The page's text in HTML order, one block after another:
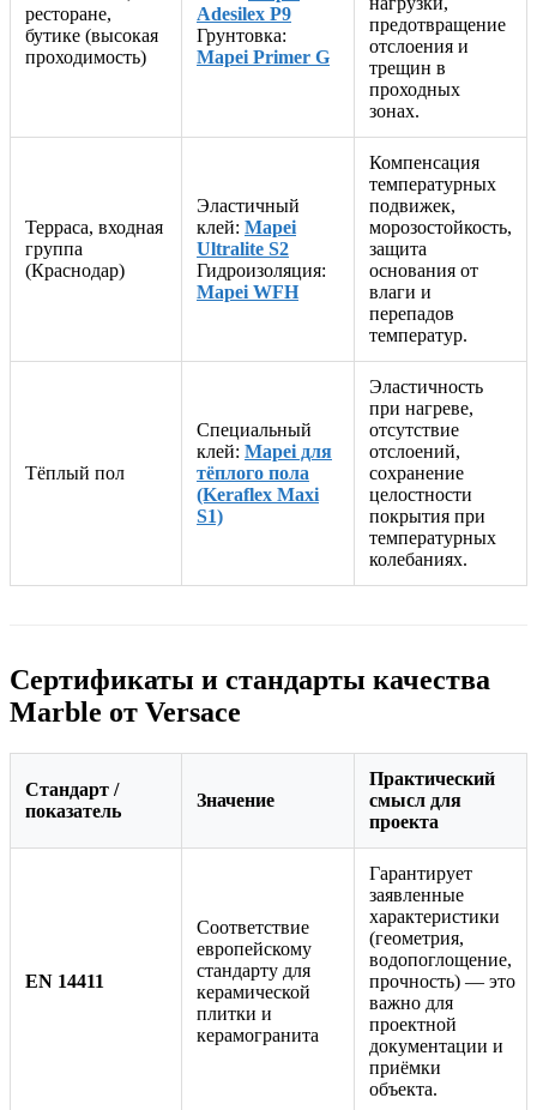
ресторане,
бутике (высокая
проходимость)
Adesilex P9
Грунтовка:
Mapei Primer G
предотвращение
отслоения и
трещин в
проходных
зонах.
Терраса, входная
группа
(Краснодар)
Эластичный
клей: Mapei
Ultralite S2
Гидроизоляция:
Mapei WFH
Компенсация
температурных
подвижек,
морозостойкость,
защита
основания от
влаги и
перепадов
температур.
Тёплый пол
Специальный
клей: Mapei для
тёплого пола
(Keraflex Maxi
S1)
Эластичность
при нагреве,
отсутствие
отслоений,
сохранение
целостности
покрытия при
температурных
колебаниях.
Сертификаты и стандарты качества
Marble от Versace
Стандарт /
показатель
Значение
Практический
смысл для
проекта
EN 14411
Соответствие
европейскому
стандарту для
керамической
плитки и
керамогранита
Гарантирует
заявленные
характеристики
(геометрия,
водопоглощение,
прочность) — это
важно для
проектной
документации и
приёмки
объекта.